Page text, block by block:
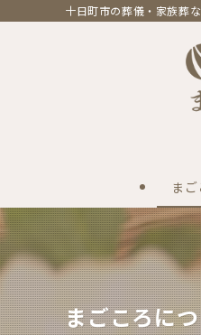
十日町市の葬儀・家族葬
ま
まごころに